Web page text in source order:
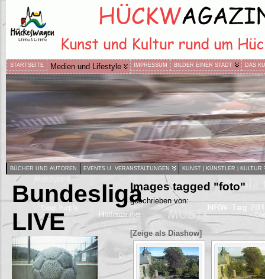
STARTSEITE Medien und Lifestyle IMPRESSUM BILDER EINER STADT DAS
BÜCHER UND AUTOREN EVENTS U. VERANSTALTUNGEN KUNST | KÜNSTLER | KULTUR
Bundesliga
LIVE
Images tagged "foto"
geschrieben von:
[Zeige als Diashow]